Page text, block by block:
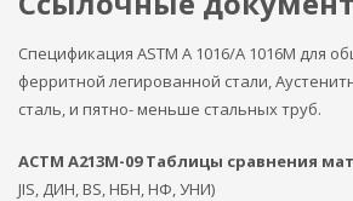
Спецификация ASTM A 1016/A 1016M для
ферритной легированной стали,
сталь, и пятно- меньше стальных труб.
АСТМ А213М-09 Таблицы сравнения
JIS, ДИН, BS, НБН, НФ, УНИ)